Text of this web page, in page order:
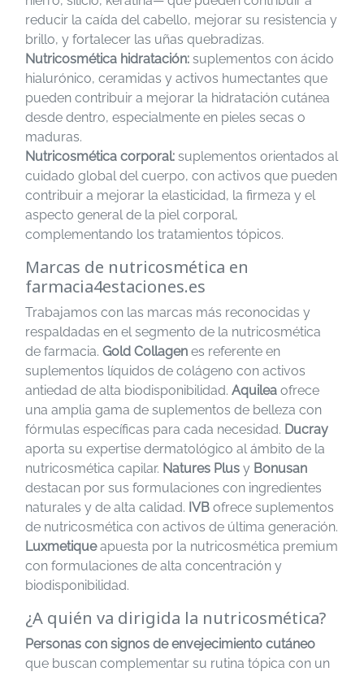
reducir la caída del cabello, mejorar su resistencia y
brillo, y fortalecer las uñas quebradizas.
Nutricosmética hidratación: suplementos con ácido
hialurónico, ceramidas y activos humectantes que
pueden contribuir a mejorar la hidratación cutánea
desde dentro, especialmente en pieles secas o
maduras.
Nutricosmética corporal: suplementos orientados al
cuidado global del cuerpo, con activos que pueden
contribuir a mejorar la elasticidad, la firmeza y el
aspecto general de la piel corporal,
complementando los tratamientos tópicos.
Marcas de nutricosmética en
farmacia4estaciones.es
Trabajamos con las marcas más reconocidas y
respaldadas en el segmento de la nutricosmética
de farmacia. Gold Collagen es referente en
suplementos líquidos de colágeno con activos
antiedad de alta biodisponibilidad. Aquilea ofrece
una amplia gama de suplementos de belleza con
fórmulas específicas para cada necesidad. Ducray
aporta su expertise dermatológico al ámbito de la
nutricosmética capilar. Natures Plus y Bonusan
destacan por sus formulaciones con ingredientes
naturales y de alta calidad. IVB ofrece suplementos
de nutricosmética con activos de última generación.
Luxmetiqueapuesta por la nutricosmética premium
con formulaciones de alta concentración y
biodisponibilidad.
¿A quién va dirigida la nutricosmética?
Personas con signos de envejecimiento cutáneo
que buscan complementar su rutina tópica con un